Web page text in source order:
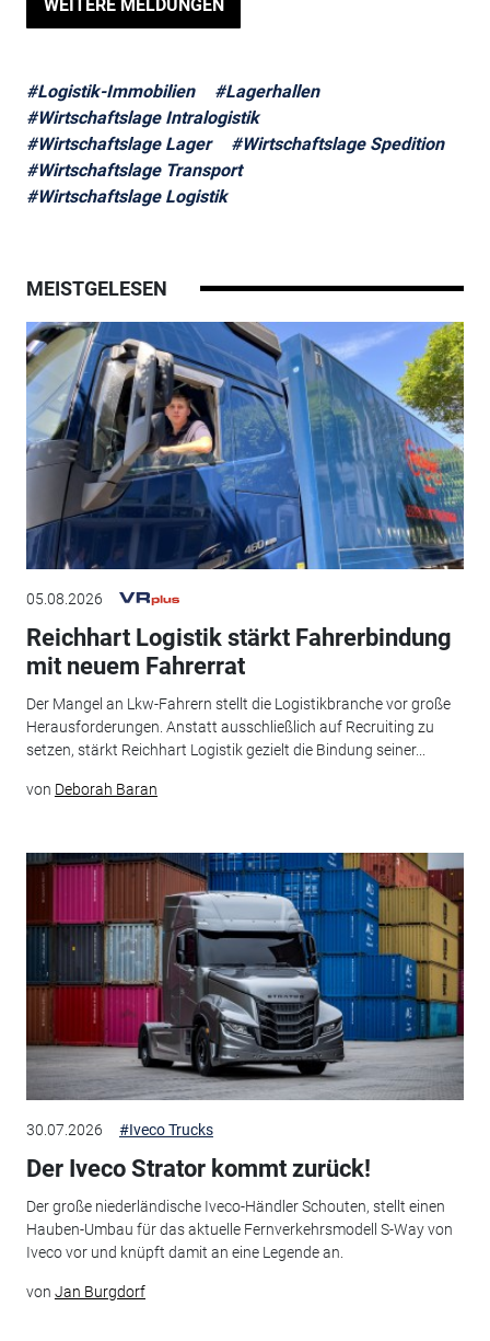
WEITERE MELDUNGEN
#Logistik-Immobilien
#Lagerhallen
#Wirtschaftslage Intralogistik
#Wirtschaftslage Lager
#Wirtschaftslage Spedition
#Wirtschaftslage Transport
#Wirtschaftslage Logistik
MEISTGELESEN
05.08.2026
Reichhart Logistik stärkt Fahrerbindung
mit neuem Fahrerrat
Der Mangel an Lkw-Fahrern stellt die Logistikbranche vor große
Herausforderungen. Anstatt ausschließlich auf Recruiting zu
setzen, stärkt Reichhart Logistik gezielt die Bindung seiner...
von Deborah Baran
30.07.2026 #Iveco Trucks
Der Iveco Strator kommt zurück!
Der große niederländische Iveco-Händler Schouten, stellt einen
Hauben-Umbau für das aktuelle Fernverkehrsmodell S-Way von
Iveco vor und knüpft damit an eine Legende an.
von Jan Burgdorf